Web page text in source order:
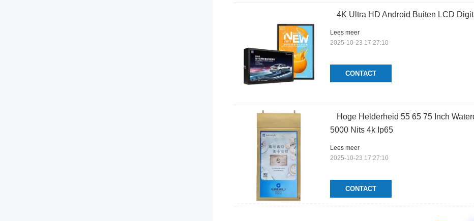
4K Ultra HD Android Buiten LCD
CONTACT
Lees meer
2025-10-23 17:27:10
Hoge Helderheid 55 65 75 Inch
5000 Nits 4k Ip65
CONTACT
Lees meer
2025-10-23 17:27:10